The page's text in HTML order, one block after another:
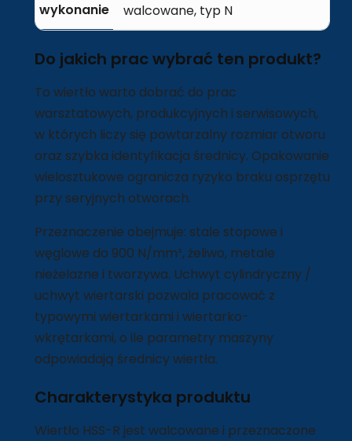
wykonanie
walcowane, typ N
Do jakich prac wybrać ten produkt?
To wiertło warto dobrać do prac
warsztatowych, produkcyjnych i serwisowych,
w których liczy się powtarzalny rozmiar otworu
oraz szybka identyfikacja średnicy. Opakowanie
wielosztukowe ogranicza ryzyko braku osprzętu
przy seryjnych otworach.
Przeznaczenie obejmuje: stale stopowe i
węglowe do 900 N/mm², żeliwo, metale
nieżelazne i tworzywa. Uchwyt cylindryczny /
uchwyt wiertarski pozwala pracować z
typowymi wiertarkami i wiertarko-
wkrętarkami, o ile parametry maszyny
odpowiadają średnicy wiertła.
Charakterystyka produktu
Wiertło HSS-R jest walcowane i przeznaczone